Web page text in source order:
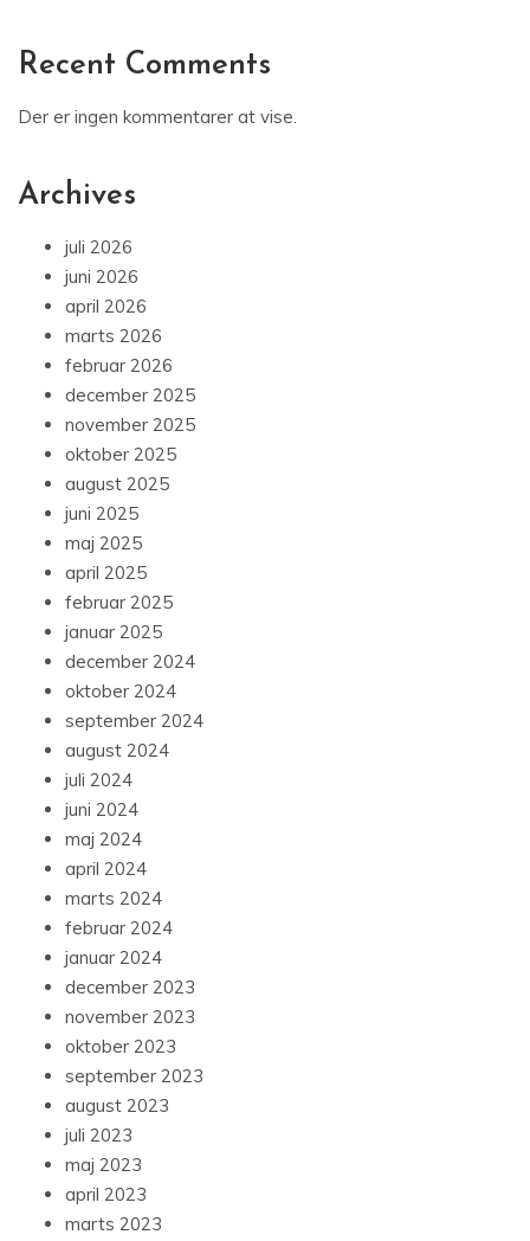
Recent Comments
Der er ingen kommentarer at vise.
Archives
juli 2026
juni 2026
april 2026
marts 2026
februar 2026
december 2025
november 2025
oktober 2025
august 2025
juni 2025
maj 2025
april 2025
februar 2025
januar 2025
december 2024
oktober 2024
september 2024
august 2024
juli 2024
juni 2024
maj 2024
april 2024
marts 2024
februar 2024
januar 2024
december 2023
november 2023
oktober 2023
september 2023
august 2023
juli 2023
maj 2023
april 2023
marts 2023